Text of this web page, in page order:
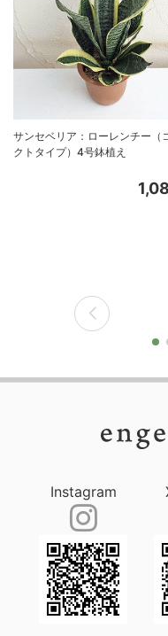
サンセベリア：ローレンチー（
クトタイプ）4号鉢植え
Instagram